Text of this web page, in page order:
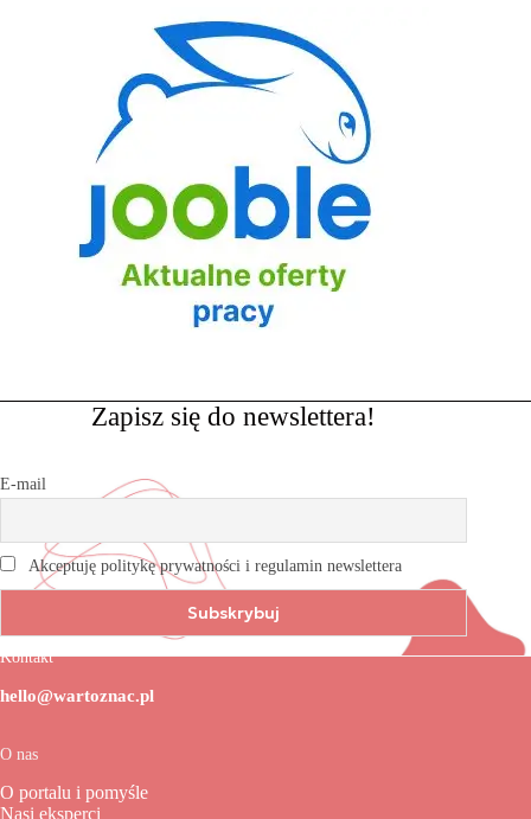
Zapisz się do newslettera!
E-mail
Akceptuję politykę prywatności i regulamin newslettera
Kontakt
hello@wartoznac.pl
O nas
O portalu i pomyśle
Nasi eksperci